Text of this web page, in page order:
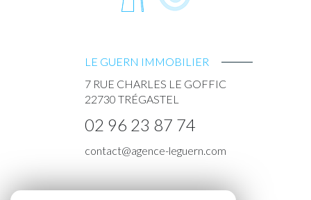
LE GUERN IMMOBILIER
7 RUE CHARLES LE GOFFIC
22730 TRÉGASTEL
02 96 23 87 74
contact@agence-leguern.com